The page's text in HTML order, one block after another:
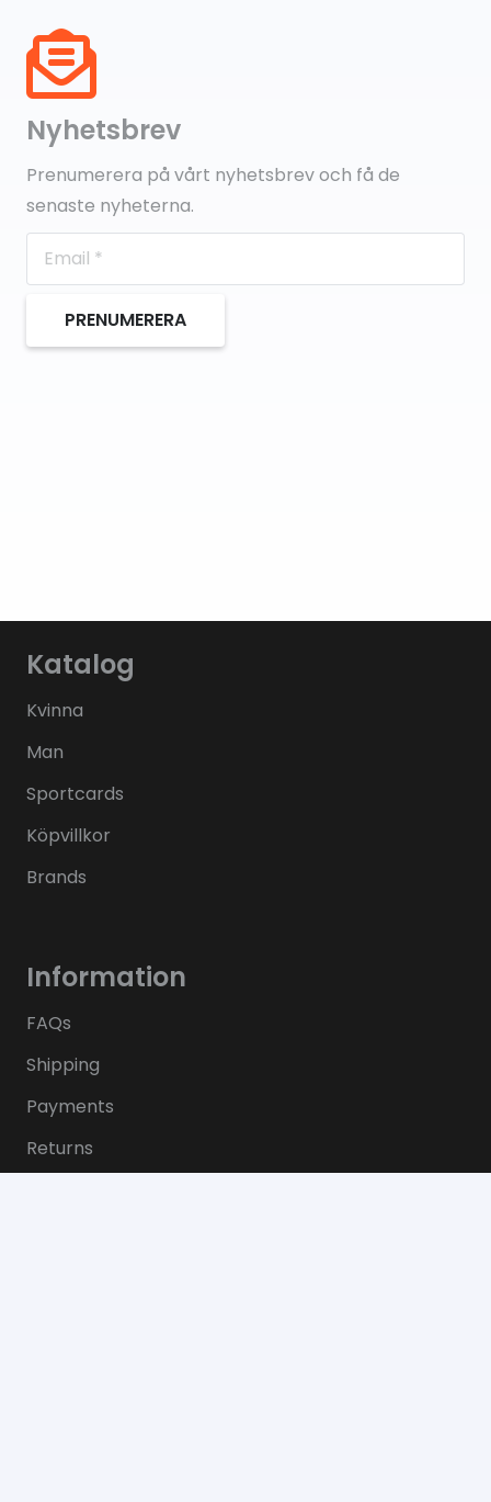
Nyhetsbrev
Prenumerera på vårt nyhetsbrev och få de
senaste nyheterna.
PRENUMERERA
Katalog
Kvinna
Man
Sportcards
Köpvillkor
Brands
Information
FAQs
Shipping
Payments
Returns